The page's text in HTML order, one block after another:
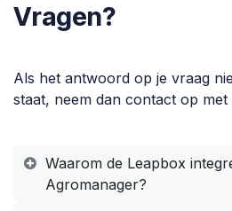
Vragen?
Als het antwoord op je vraag
staat, neem dan contact op met
Waarom de Leapbox
Agromanager?